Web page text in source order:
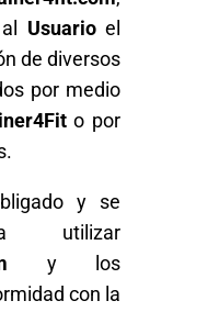
Usuarioel
de diversos
por medio
o por
y se
utilizar
y los
con la